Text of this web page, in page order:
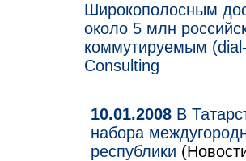
Широкополосным
около 5 млн
коммутируемым
Consulting
10.01.2008 В
набора
республики